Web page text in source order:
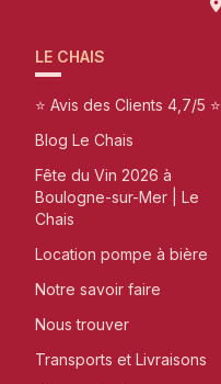
LE CHAIS
⭐ Avis des Clients 4,7/5 ⭐
Blog Le Chais
Fête du Vin 2026 à
Boulogne-sur-Mer | Le
Chais
Location pompe à bière
Notre savoir faire
Nous trouver
Transports et Livraisons